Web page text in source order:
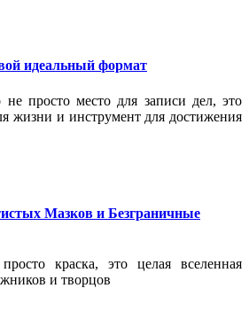
идеальный формат
просто место для записи дел, это
жизни и инструмент для достижения
Мазков и Безграничные
краска, это целая вселенная
и творцов